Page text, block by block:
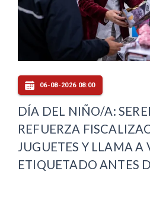
06-08-2026 08:00
DÍA DEL NIÑO/A:
REFUERZA
JUGUETES Y LLAMA A
ETIQUETADO ANTES